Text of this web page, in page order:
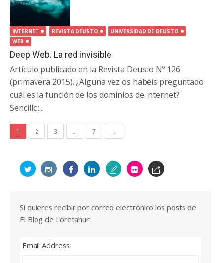
INTERNET REVISTA DEUSTO
UNIVERSIDAD DE DEUSTO
WEB
Deep Web. La red invisible
Artículo publicado en la Revista Deusto Nº 126
(primavera 2015). ¿Alguna vez os habéis preguntado
cuál es la función de los dominios de internet?
Sencillo:...
Navegación
de
1 2 3 … 7 →
Si quieres recibir por correo electrónico los posts de
El Blog de Loretahur:
Email Address